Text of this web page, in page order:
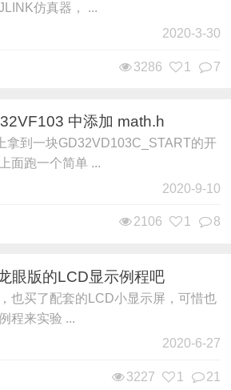
仿真器， ...
2020-3-30
7
1
3286
中添加 math.h
拿到一块GD32VD103C_START的开
面跑一个简单 ...
2020-9-10
8
1
2106
眼版的LCD显示例程吧
也买了配套的LCD小显示屏，可惜也
程来实验 ...
2020-6-27
21
1
3227